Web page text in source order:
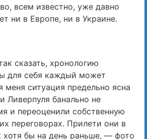
всем известно, уже давно
ни в Европе, ни в Украине.
сказать, хронологию
для себя каждый может
меня ситуация предельно ясна
Ливерпуля банально не
и переоценили собственную
переговорах. Прилети они в
хотя бы на день раньше, — фото